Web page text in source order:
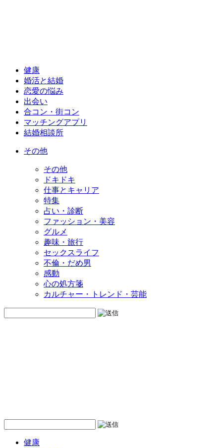
健康
婚活と結婚
恋愛の悩み
出会い
合コン・街コン
マッチングアプリ
結婚相談所
その他
その他
ドキドキ
仕事とキャリア
特集
占い・診断
ファッション・美容
グルメ
趣味・旅行
セックスライフ
不倫・だめ男
感動
心の処方箋
カルチャー・トレンド・芸能
健康